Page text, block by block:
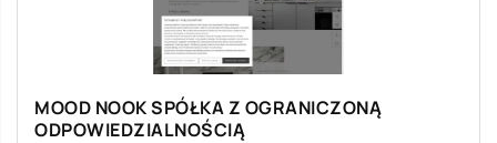
MOOD NOOK SPÓŁKA Z OGRANICZONĄ
ODPOWIEDZIALNOŚCIĄ